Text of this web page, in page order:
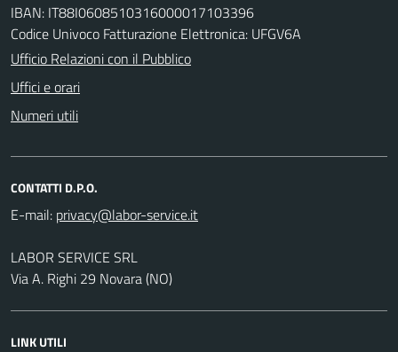
IBAN: IT88I0608510316000017103396
Codice Univoco Fatturazione Elettronica: UFGV6A
Ufficio Relazioni con il Pubblico
Uffici e orari
Numeri utili
CONTATTI D.P.O.
E-mail:
LABOR SERVICE SRL
Via A. Righi 29 Novara (NO)
LINK UTILI